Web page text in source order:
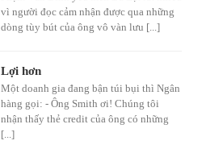
vì người đọc cảm nhận được qua những
dòng tùy bút của ông vô vàn lưu [...]
Lợi hơn
Một doanh gia đang bận túi bụi thì Ngân
hàng gọi: - Ông Smith ơi! Chúng tôi
nhận thấy thẻ credit của ông có những
[...]